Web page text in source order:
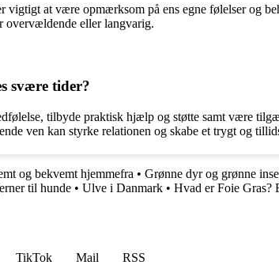
at være opmærksom på ens egne følelser og
overvældende eller langvarig.
svære tider?
tilbyde praktisk hjælp og støtte samt være
ven kan styrke relationen og skabe et trygt og
og bekvemt hjemmefra • Grønne dyr og grønne
til hunde • Ulve i Danmark • Hvad er Foie Gras?
TikTok Mail
RSS